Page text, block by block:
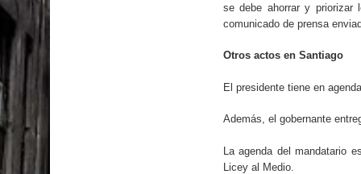
se debe ahorrar y priorizar
comunicado de prensa
Otros actos en Santiago
El presidente tiene en
Además, el gobernante
La agenda del mandatario
Licey al Medio.